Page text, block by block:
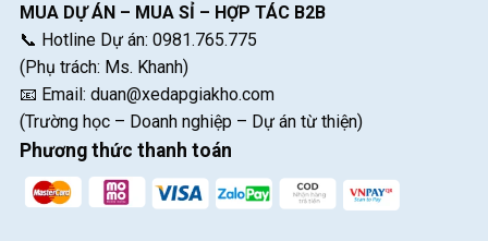
MUA DỰ ÁN – MUA SỈ – HỢP TÁC B2B
📞 Hotline Dự án: 0981.765.775
(Phụ trách: Ms. Khanh)
📧 Email: duan@xedapgiakho.com
(Trường học – Doanh nghiệp – Dự án từ thiện)
Phương thức thanh toán